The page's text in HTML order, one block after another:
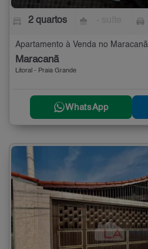
2 quartos
Apartamento à Venda no
Maracanã
Litoral - Praia Grande
WhatsApp